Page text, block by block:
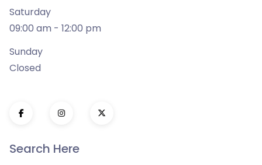
Saturday
09:00 am - 12:00 pm
Sunday
Closed
Search Here